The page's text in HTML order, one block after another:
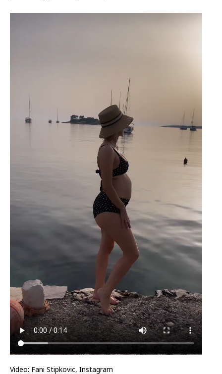
Video: Fani Stipkovic, Instagram